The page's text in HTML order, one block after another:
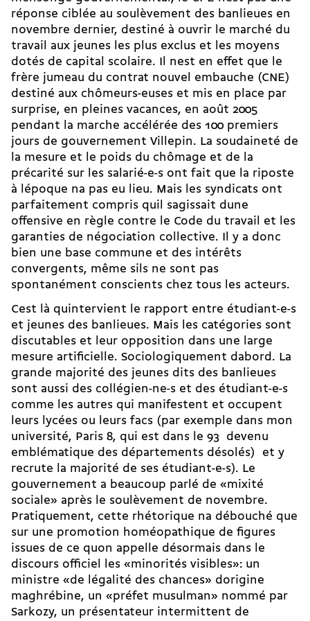
réponse ciblée au soulèvement des banlieues en
novembre dernier, destiné à ouvrir le marché du
travail aux jeunes les plus exclus et les moyens
dotés de capital scolaire. Il nest en effet que le
frère jumeau du contrat nouvel embauche (CNE)
destiné aux chômeurs-euses et mis en place par
surprise, en pleines vacances, en août 2005
pendant la marche accélérée des 100 premiers
jours de gouvernement Villepin. La soudaineté de
la mesure et le poids du chômage et de la
précarité sur les salarié-e-s ont fait que la riposte
à lépoque na pas eu lieu. Mais les syndicats ont
parfaitement compris quil sagissait dune
offensive en règle contre le Code du travail et les
garanties de négociation collective. Il y a donc
bien une base commune et des intérêts
convergents, même sils ne sont pas
spontanément conscients chez tous les acteurs.
Cest là quintervient le rapport entre étudiant-e-s
et jeunes des banlieues. Mais les catégories sont
discutables et leur opposition dans une large
mesure artificielle. Sociologiquement dabord. La
grande majorité des jeunes dits des banlieues
sont aussi des collégien-ne-s et des étudiant-e-s
comme les autres qui manifestent et occupent
leurs lycées ou leurs facs (par exemple dans mon
université, Paris 8, qui est dans le 93  devenu
emblématique des départements désolés)  et y
recrute la majorité de ses étudiant-e-s). Le
gouvernement a beaucoup parlé de «mixité
sociale» après le soulèvement de novembre.
Pratiquement, cette rhétorique na débouché que
sur une promotion homéopathique de figures
issues de ce quon appelle désormais dans le
discours officiel les «minorités visibles»: un
ministre «de légalité des chances» dorigine
maghrébine, un «préfet musulman» nommé par
Sarkozy, un présentateur intermittent de